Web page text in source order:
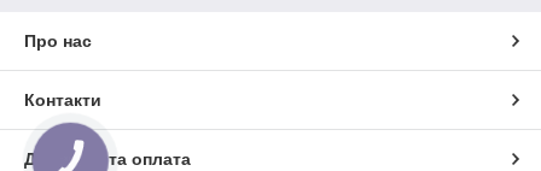
Про нас
Контакти
Доставка та оплата
КНОПКА
ЗВ'ЯЗКУ